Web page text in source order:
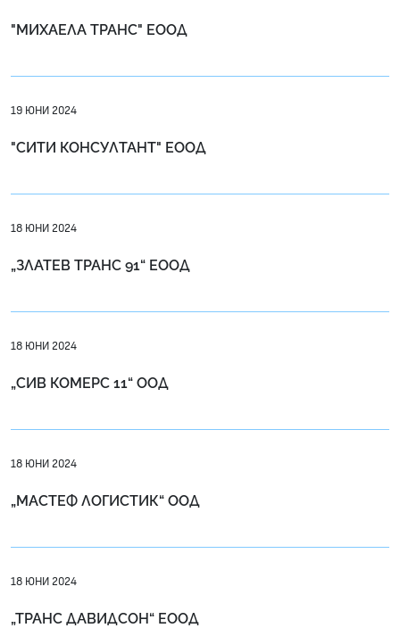
"МИХАЕЛА ТРАНС" ЕООД
19 ЮНИ 2024
"СИТИ КОНСУЛТАНТ" ЕООД
18 ЮНИ 2024
„ЗЛАТЕВ ТРАНС 91“ ЕООД
18 ЮНИ 2024
„СИВ КОМЕРС 11“ ООД
18 ЮНИ 2024
„МАСТЕФ ЛОГИСТИК“ ООД
18 ЮНИ 2024
„ТРАНС ДАВИДСОН“ ЕООД